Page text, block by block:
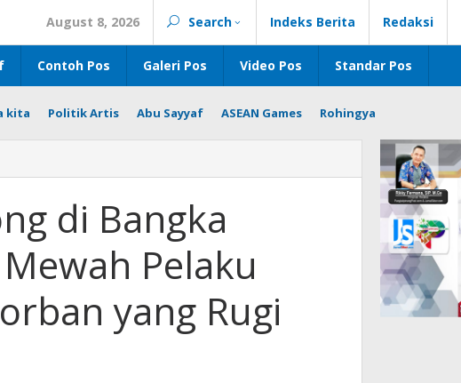
August 8, 2026 Search Indeks Berita Redaksi
Contoh Pos Galeri Pos Video Pos Standar Pos
kita Politik Artis Abu Sayyaf ASEAN Games Rohingya
di Bangka
Pelaku
yang Rugi